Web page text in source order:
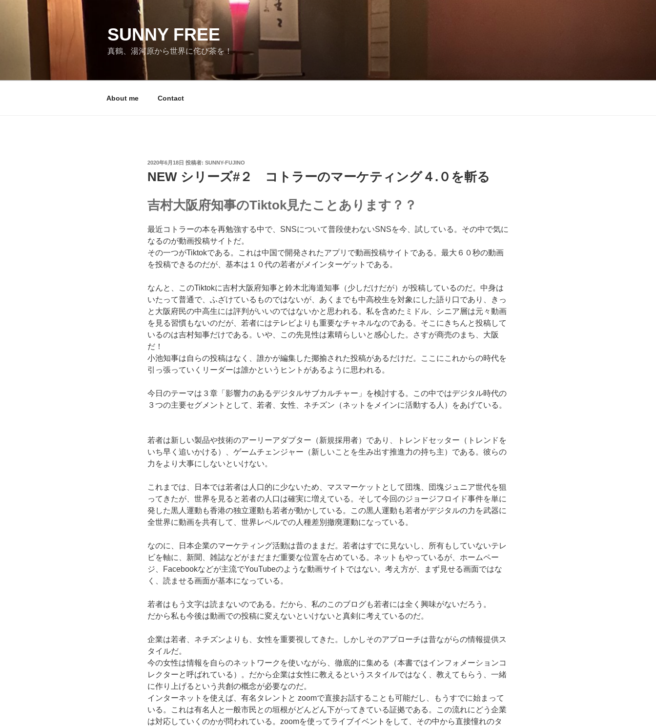
SUNNY FREE
真鶴、湯河原から世界に侘び茶を！
About me Contact
投
日:
2020年6月18日 投稿者: SUNNY-FUJINO
NEW シリーズ#２ コトラーのマーケティング４.０を斬る
吉村大阪府知事のTiktok見たことあります？？
最近コトラーの本を再勉強する中で、SNSについて普段使わないSNSを今、試している。その中で気に
なるのが動画投稿サイトだ。
その一つがTiktokである。これは中国で開発されたアプリで動画投稿サイトである。最大６０秒の動画
を投稿できるのだが、基本は１０代の若者がメインターゲットである。
なんと、このTiktokに吉村大阪府知事と鈴木北海道知事（少しだけだが）が投稿しているのだ。中身は
いたって普通で、ふざけているものではないが、あくまでも中高校生を対象にした語り口であり、きっ
と大阪府民の中高生には評判がいいのではないかと思われる。私を含めたミドル、シニア層は元々動画
を見る習慣もないのだが、若者にはテレビよりも重要なチャネルなのである。そこにきちんと投稿して
いるのは吉村知事だけである。いや、この先見性は素晴らしいと感心した。さすが商売のまち、大阪
だ！
小池知事は自らの投稿はなく、誰かが編集した揶揄された投稿があるだけだ。ここにこれからの時代を
引っ張っていくリーダーは誰かというヒントがあるように思われる。
今日のテーマは３章「影響力のあるデジタルサブカルチャー」を検討する。この中ではデジタル時代の
３つの主要セグメントとして、若者、女性、ネチズン（ネットをメインに活動する人）をあげている。
若者は新しい製品や技術のアーリーアダプター（新規採用者）であり、トレンドセッター（トレンドを
いち早く追いかける）、ゲームチェンジャー（新しいことを生み出す推進力の持ち主）である。彼らの
力をより大事にしないといけない。
これまでは、日本では若者は人口的に少ないため、マスマーケットとして団塊、団塊ジュニア世代を狙
ってきたが、世界を見ると若者の人口は確実に増えている。そして今回のジョージフロイド事件を単に
発した黒人運動も香港の独立運動も若者が動かしている。この黒人運動も若者がデジタルの力を武器に
全世界に動画を共有して、世界レベルでの人種差別撤廃運動になっている。
なのに、日本企業のマーケティング活動は昔のままだ。若者はすでに見ないし、所有もしていないテレ
ビを軸に、新聞、雑誌などがまだまだ重要な位置を占めている。ネットもやっているが、ホームペー
ジ、Facebookなどが主流でYouTubeのような動画サイトではない。考え方が、まず見せる画面ではな
く、読ませる画面が基本になっている。
若者はもう文字は読まないのである。だから、私のこのブログも若者には全く興味がないだろう。
だから私も今後は動画での投稿に変えないといけないと真剣に考えているのだ。
企業は若者、ネチズンよりも、女性を重要視してきた。しかしそのアプローチは昔ながらの情報提供ス
タイルだ。
今の女性は情報を自らのネットワークを使いながら、徹底的に集める（本書ではインフォメーションコ
レクターと呼ばれている）。だから企業は女性に教えるというスタイルではなく、教えてもらう、一緒
に作り上げるという共創の概念が必要なのだ。
インターネットを使えば、有名タレントと zoomで直接お話することも可能だし、もうすでに始まって
いる。これは有名人と一般市民との垣根がどんどん下がってきている証拠である。この流れにどう企業
は対応していくのかが問われている。zoomを使ってライブイベントをして、その中から直接憧れのタ